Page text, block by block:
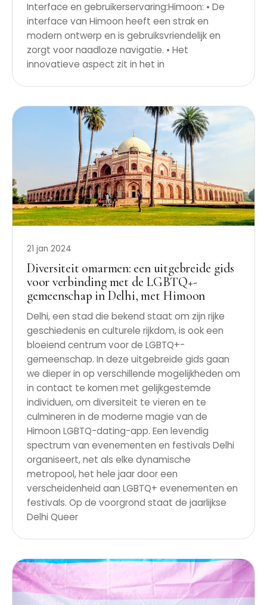
Interface en gebruikerservaring:Himoon: • De
interface van Himoon heeft een strak en
modern ontwerp en is gebruiksvriendelijk en
zorgt voor naadloze navigatie. • Het
innovatieve aspect zit in het in
21 jan 2024
Diversiteit omarmen: een uitgebreide gids
voor verbinding met de LGBTQ+-
gemeenschap in Delhi, met Himoon
Delhi, een stad die bekend staat om zijn rijke
geschiedenis en culturele rijkdom, is ook een
bloeiend centrum voor de LGBTQ+-
gemeenschap. In deze uitgebreide gids gaan
we dieper in op verschillende mogelijkheden om
in contact te komen met gelijkgestemde
individuen, om diversiteit te vieren en te
culmineren in de moderne magie van de
Himoon LGBTQ-dating-app. Een levendig
spectrum van evenementen en festivals Delhi
organiseert, net als elke dynamische
metropool, het hele jaar door een
verscheidenheid aan LGBTQ+ evenementen en
festivals. Op de voorgrond staat de jaarlijkse
Delhi Queer